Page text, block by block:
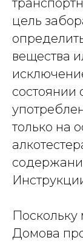
цель
вещества
состоянии
только на
Поскольку
Домова